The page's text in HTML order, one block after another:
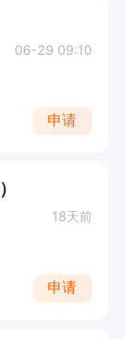
06-29 09:10
申请
18天前
申请